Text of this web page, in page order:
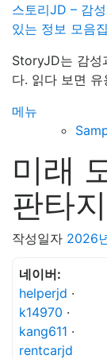
스토리JD – 감
있는 정보 모음집
StoryJD는 감성
다. 읽다 보면
메뉴
미래
판타
작성일자 2026
네이버:
helperjd ·
k14970 ·
kang611 ·
rentcarjd